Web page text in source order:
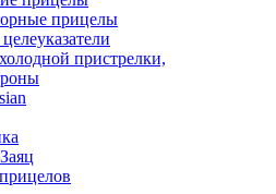
прицелы
пристрелки,